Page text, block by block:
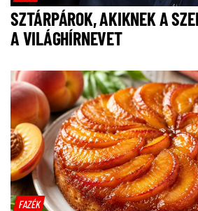
SZTÁRPÁROK, AKIKNEK A
A VILÁGHÍRNEVET
FAZÉK